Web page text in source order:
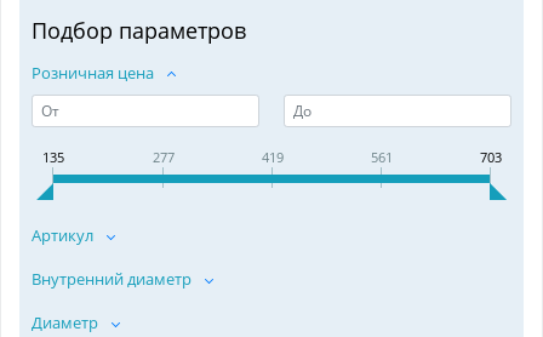
Подбор параметров
Розничная цена
135 277 419 561 703
Артикул
Внутренний диаметр
Диаметр